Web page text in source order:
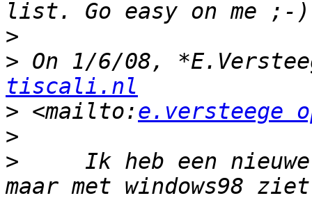
>
> On 1/6/08,
tiscali.nl
> <mailto:
>
>
Ik heb een